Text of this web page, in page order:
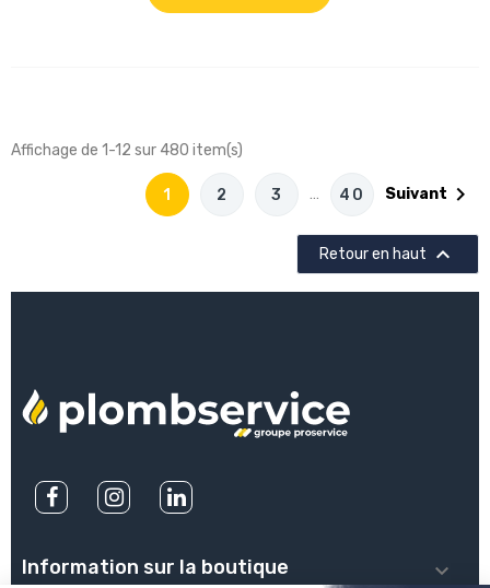
Affichage de 1-12 sur 480 item(s)
1 2 3 … 40 Suivant 
Retour en haut 
Information sur la boutique 